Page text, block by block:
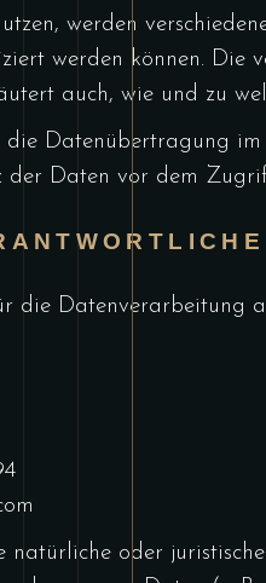
werden
werden können.
auch, wie und zu
Datenübertragung
der Daten vor dem
die Datenverarbeitung
natürliche oder